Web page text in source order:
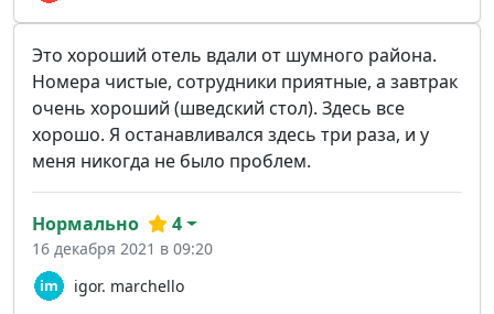
Это хороший отель вдали от шумного района.
Номера чистые, сотрудники приятные, а завтрак
очень хороший (шведский стол). Здесь все
хорошо. Я останавливался здесь три раза, и у
меня никогда не было проблем.
igor. marchello
Нормально 4
16 декабря 2021 в 09:20